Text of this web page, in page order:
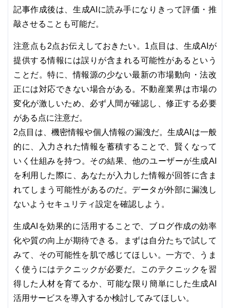
記事作成後は、生成AIに読み手になりきって評価・推
敲させることも可能だ。
注意点も2点お伝えしておきたい。1点目は、生成AIが
提供する情報には誤りが含まれる可能性があるという
ことだ。特に、情報源の少ない最新の市場動向・法改
正には対応できない場合がある。不動産業界は市場の
変化が激しいため、必ず人間が確認し、修正する必要
がある点に注意だ。
2点目は、機密情報や個人情報の漏洩だ。生成AIは一般
的に、入力された情報を蓄積することで、賢くなって
いく仕組みを持つ。その結果、他のユーザーが生成AI
を利用した際に、あなたが入力した情報が回答に含ま
れてしまう可能性があるのだ。データが外部に漏洩し
ないようセキュリティ設定を確認しよう。
生成AIを効果的に活用することで、ブログ作成の効率
化や質の向上が期待できる。まずは自分たちで試して
みて、その可能性を肌で感じてほしい。一方で、うま
く使うにはテクニックが必要だ。このテクニックを習
得した人材を育てるか、可能な限り簡単にした生成AI
活用サービスを導入するか検討してみてほしい。